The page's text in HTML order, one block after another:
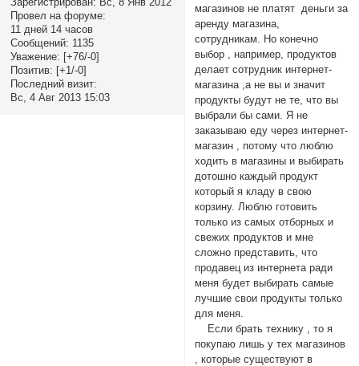
Провел на форуме:
11 дней 14 часов
Сообщений: 1135
Уважение: [+76/-0]
Позитив: [+1/-0]
Последний визит:
Вс, 4 Авг 2013 15:03
магазинов не платят деньги за
аренду магазина,
сотрудникам. Но конечно
выбор , например, продуктов
делает сотрудник интернет-
магазина ,а не вы и значит
продукты будут не те, что вы
выбрали бы сами. Я не
заказываю еду через интернет-
магазин , потому что люблю
ходить в магазины и выбирать
дотошно каждый продукт
который я кладу в свою
корзину. Люблю готовить
только из самых отборных и
свежих продуктов и мне
сложно представить, что
продавец из интернета ради
меня будет выбирать самые
лучшие свои продукты только
для меня.
Если брать технику , то я
покупаю лишь у тех магазинов
, которые существуют в